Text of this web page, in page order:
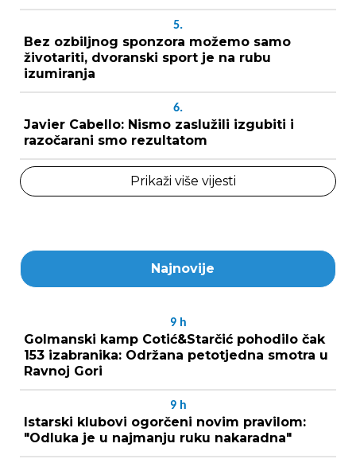
5.
Bez ozbiljnog sponzora možemo samo
životariti, dvoranski sport je na rubu
izumiranja
6.
Javier Cabello: Nismo zaslužili izgubiti i
razočarani smo rezultatom
Prikaži više vijesti
Najnovije
9 h
Golmanski kamp Cotić&Starčić pohodilo čak
153 izabranika: Održana petotjedna smotra u
Ravnoj Gori
9 h
Istarski klubovi ogorčeni novim pravilom:
"Odluka je u najmanju ruku nakaradna"